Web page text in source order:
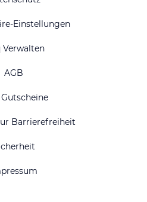
Einstellungen
Verwalten
AGB
Barrierefreiheit